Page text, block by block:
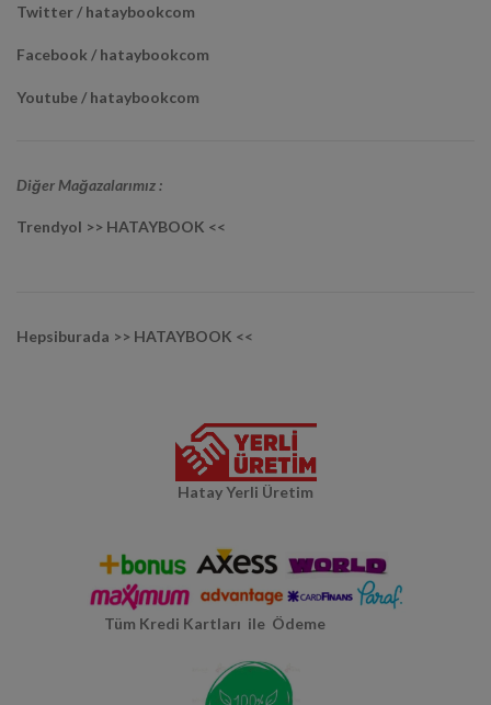
Twitter / hataybookcom
Facebook / hataybookcom
Youtube / hataybookcom
Diğer Mağazalarımız :
Trendyol >> HATAYBOOK <<
Hepsiburada >> HATAYBOOK <<
Hatay Yerli Üretim
Tüm Kredi Kartları ile Ödeme